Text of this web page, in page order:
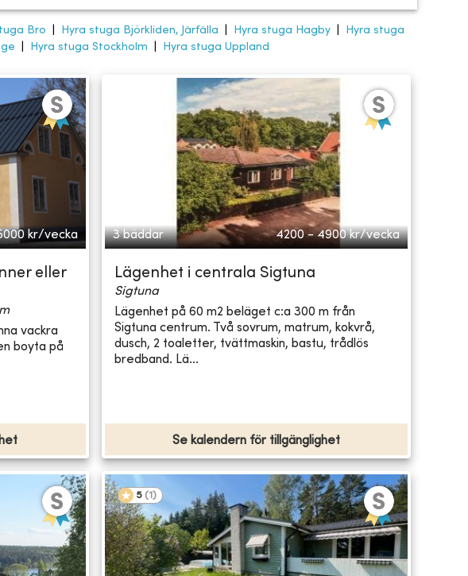
Bro Hyra stuga Björkliden, Järfälla Hyra stuga Hagby
Hyra stuga
Hyra stuga Stockholm Hyra stuga Uppland
kr/vecka
eller
vackra
boyta på
3 bäddar 4200 - 4900 kr/vecka
Lägenhet i centrala Sigtuna
Sigtuna
Lägenhet på 60 m2 beläget c:a 300 m från
Sigtuna centrum. Två sovrum, matrum, kokvrå,
dusch, 2 toaletter, tvättmaskin, bastu, trådlös
bredband. Lä...
Se kalendern för tillgänglighet
5 (1 )